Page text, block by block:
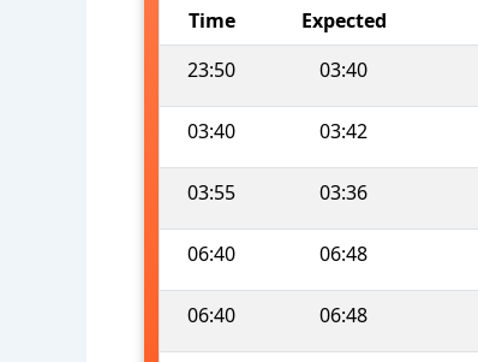
Time Expected
23:50
03:40
03:40 03:42
03:55 03:36
06:40 06:48
06:40 06:48